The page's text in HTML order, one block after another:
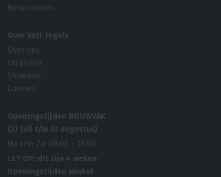
Retourneren
Over Veti Tegels
Over ons
Inspiratie
Showtuin
Contact
Openingstijden BOUWVAK
(27 juli t/m 23 augustus)
Ma t/m Za: 08:00 – 13:00
LET OP: dit zijn 4 weken
Openingstijden winkel